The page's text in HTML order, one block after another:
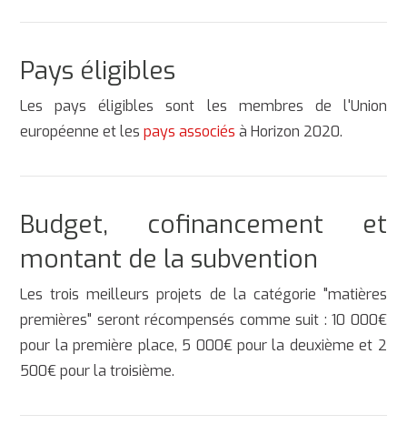
Pays éligibles
Les pays éligibles sont les membres de l'Union
européenne et lespays associés à Horizon 2020.
Budget, cofinancement et
montant de la subvention
Les trois meilleurs projets de la catégorie "matières
premières" seront récompensés comme suit : 10 000€
pour la première place, 5 000€ pour la deuxième et 2
500€ pour la troisième.